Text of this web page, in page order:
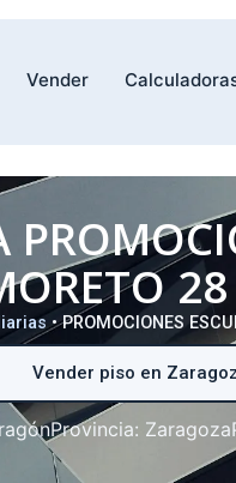
Vender
28
•PROMOCIONES
Vender piso en
Provincia: Zaragoza